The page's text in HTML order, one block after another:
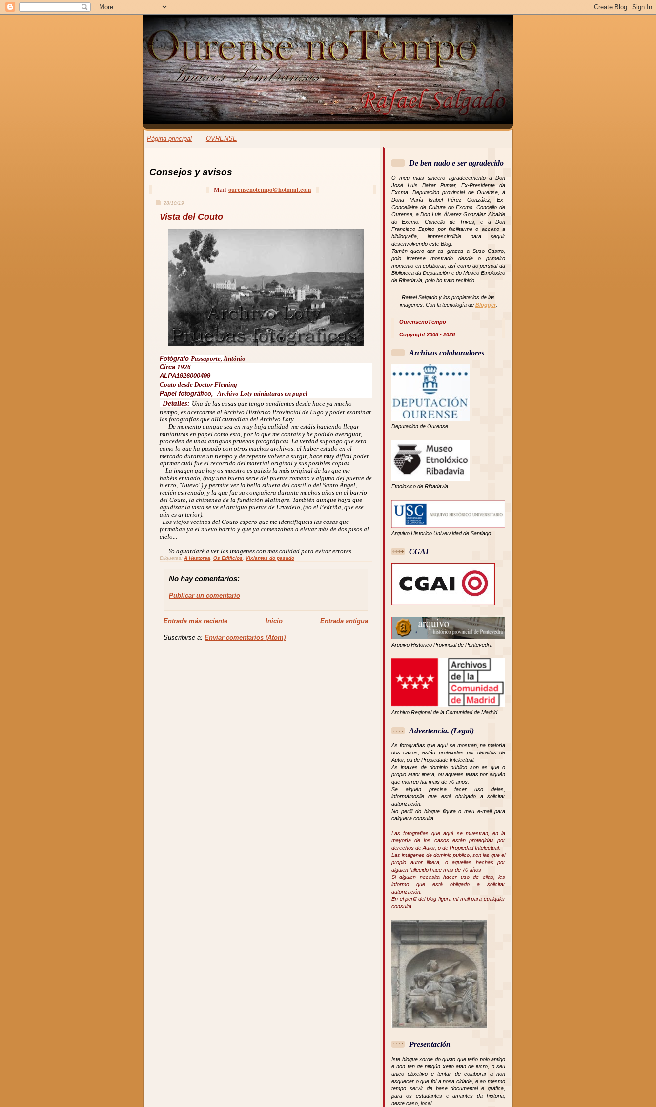
Página principal OVRENSE
Consejos y avisos
Mail ourensenotempo@hotmail.com
28/10/19
Vista del Couto
Fotógrafo Passaporte, António
Circa 1926
ALPA1926000499
Couto desde Doctor Fleming
Papel fotográfico, Archivo Loty miniaturas en papel
Detalles: Una de las cosas que tengo pendientes desde hace ya mucho
tiempo, es acercarme al Archivo Histórico Provincial de Lugo y poder examinar
las fotografías que allí custodian del Archivo Loty.
De momento aunque sea en muy baja calidad me estáis haciendo llegar
miniaturas en papel como esta, por lo que me contais y he podido averiguar,
proceden de unas antiguas pruebas fotográficas. La verdad supongo que sera
como lo que ha pasado con otros muchos archivos: el haber estado en el
mercado durante un tiempo y de repente volver a surgir, hace muy difícil poder
afirmar cuál fue el recorrido del material original y sus posibles copias.
La imagen que hoy os muestro es quizás la más original de las que me
habéis enviado, (hay una buena serie del puente romano y alguna del puente de
hierro, "Nuevo") y permite ver la bella silueta del castillo del Santo Ángel,
recién estrenado, y la que fue su compañera durante muchos años en el barrio
del Couto, la chimenea de la fundición Malingre. También aunque haya que
agudizar la vista se ve el antiguo puente de Ervedelo, (no el Pedriña, que ese
aún es anterior).
Los viejos vecinos del Couto espero que me identifiquéis las casas que
formaban ya el nuevo barrio y que ya comenzaban a elevar más de dos pisos al
cielo...
Yo aguardaré a ver las imagenes con mas calidad para evitar errores.
Etiquetas: A Hestorea Os Edificios Vixiantes do pasado
No hay comentarios:
Publicar un comentario
Entrada más reciente Entrada antigua
Inicio
Suscribirse a: Enviar comentarios (Atom)
De ben nado e ser agradecido
O meu mais sincero agradecemento a Don
José Luís Baltar Pumar, Ex-Presidente da
Excma. Deputación provincial de Ourense, á
Dona María Isabel Pérez González, Ex-
Concelleira de Cultura do Excmo. Concello de
Ourense, a Don Luis Álvarez González Alcalde
do Excmo. Concello de Trives, e a Don
Francisco Espino por facilitarme o acceso a
bibliografía, imprescindible para seguir
desenvolvendo este Blog.
Tamén quero dar as grazas a Suso Castro,
polo interese mostrado desde o primeiro
momento en colaborar, así como ao persoal da
Biblioteca da Deputación e do Museo Etnoloxico
de Ribadavia, polo bo trato recibido.
Rafael Salgado y los propietarios de las
imagenes. Con la tecnología de Blogger.
OurensenoTempo
Copyright 2008 - 2026
Archivos colaboradores
Deputación de Ourense
Etnoloxico de Ribadavia
Arquivo Historico Universidad de Santiago
CGAI
Arquivo Historico Provincial de Pontevedra
Archivo Regional de la Comunidad de Madrid
Advertencia. (Legal)
As fotografías que aquí se mostran, na maioría
dos casos, están protexidas por dereitos de
Autor, ou de Propiedade Intelectual.
As imaxes de dominio público son as que o
propio autor libera, ou aquelas feitas por alguén
que morreu hai mais de 70 anos.
Se alguén precisa facer uso delas,
informámoslle que está obrigado a solicitar
autorización.
No perfil do blogue figura o meu e-mail para
calquera consulta.
Las fotografías que aquí se muestran, en la
mayoría de los casos están protegidas por
derechos de Autor, o de Propiedad Intelectual.
Las imágenes de dominio publico, son las que el
propio autor libera, o aquellas hechas por
alguien fallecido hace mas de 70 años
Si alguien necesita hacer uso de ellas, les
informo que está obligado a solicitar
autorización.
En el perfil del blog figura mi mail para cualquier
consulta
Presentación
Iste blogue xorde do gusto que teño polo antigo
e non ten de ningún xeito afan de lucro, o seu
unico obxetivo e tentar de colaborar a non
esquecer o que foi a nosa cidade, e ao mesmo
tempo servir de base documental e gráfica,
para os estudantes e amantes da historia,
neste caso, local.